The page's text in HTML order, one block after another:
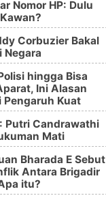
Nomor HP: Dulu
Corbuzier Bakal
Negara
hingga Bisa
Ini Alasan
Pengaruh Kuat
Putri Candrawathi
Mati
Bharada E Sebut
Antara Brigadir
itu?